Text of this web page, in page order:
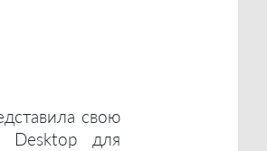
свою
Desktop для